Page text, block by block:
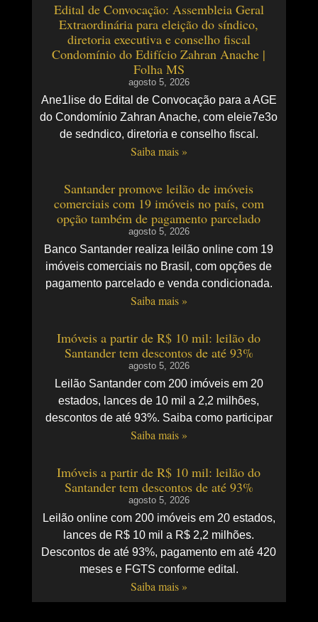
Edital de Convocação: Assembleia Geral
Extraordinária para eleição do síndico,
diretoria executiva e conselho fiscal
Condomínio do Edifício Zahran Anache |
Folha MS
agosto 5, 2026
Ane1lise do Edital de Convocação para a AGE
do Condomínio Zahran Anache, com eleie7e3o
de sedndico, diretoria e conselho fiscal.
Saiba mais »
Santander promove leilão de imóveis
comerciais com 19 imóveis no país, com
opção também de pagamento parcelado
agosto 5, 2026
Banco Santander realiza leilão online com 19
imóveis comerciais no Brasil, com opções de
pagamento parcelado e venda condicionada.
Saiba mais »
Imóveis a partir de R$ 10 mil: leilão do
Santander tem descontos de até 93%
agosto 5, 2026
Leilão Santander com 200 imóveis em 20
estados, lances de 10 mil a 2,2 milhões,
descontos de até 93%. Saiba como participar
Saiba mais »
Imóveis a partir de R$ 10 mil: leilão do
Santander tem descontos de até 93%
agosto 5, 2026
Leilão online com 200 imóveis em 20 estados,
lances de R$ 10 mil a R$ 2,2 milhões.
Descontos de até 93%, pagamento em até 420
meses e FGTS conforme edital.
Saiba mais »